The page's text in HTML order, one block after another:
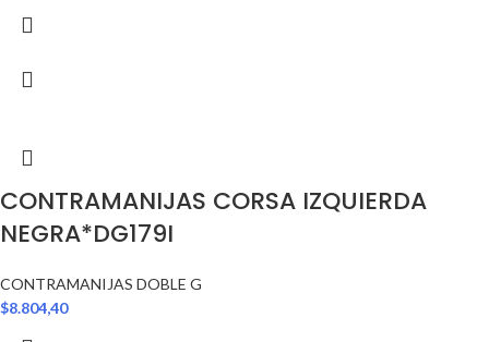
CONTRAMANIJAS CORSA IZQUIERDA
NEGRA*DG179I
CONTRAMANIJAS DOBLE G
$8.804,40